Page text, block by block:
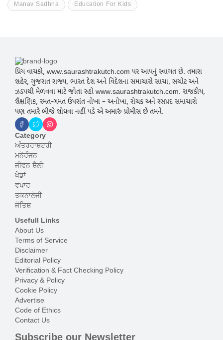
Manav Sadhna Education For Kids
પ્રિય વાચકો, www.saurashtrakutch.com પર આપનું સ્વાગત છે. તમારા
શહેર, ગુજરાત રાજ્ય, ભારત દેશ અને વિદેશના સમાચારો સાચા, સચોટ અને
ઝડપથી મેળવવા માટે જોતા રહો www.saurashtrakutch.com. રાજકીય,
શૈક્ષણિક, રમત-ગમત ઉપરાંત નોખા – અનોખા, રોચક અને રસપ્રદ સમાચારો
પણ તમારે બીજે શોધવા નહીં પડે એ અમારું પ્રોમીસ છે તમને.
Category
ਅੰਤਰਰਾਸ਼ਟਰੀ
ਮਨੋਰੰਜਨ
ਜੀਵਨ ਸ਼ੈਲੀ
ਖੇਡਾਂ
ਵਪਾਰ
ਤਕਨਾਲੋਜੀ
ਜੋਤਿਸ਼
Usefull Links
About Us
Terms of Service
Disclaimer
Editorial Policy
Verification & Fact Checking Policy
Privacy & Policy
Cookie Policy
Advertise
Code of Ethics
Contact Us